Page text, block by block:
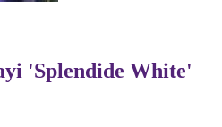
'Splendide White'